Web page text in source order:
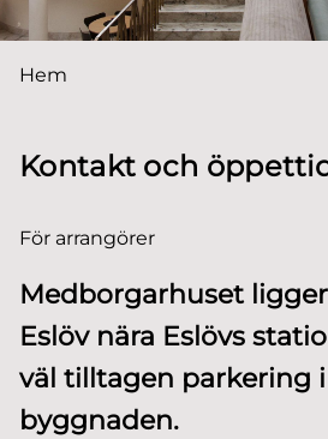
Du är här:
Hem
Kontakt och
För arrangörer
Medborgarhuset
Eslöv nära Eslövs
väl tilltagen parkering
byggnaden.